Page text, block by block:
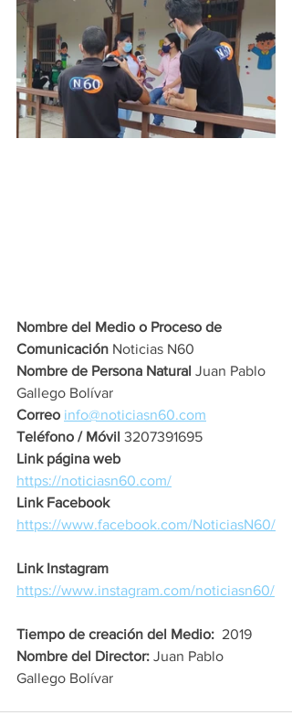
Nombre del Medio o Proceso de
Comunicación Noticias N60
Nombre de Persona Natural Juan Pablo
Gallego Bolívar
Correo info@noticiasn60.com
Teléfono / Móvil 3207391695
Link página web
https://noticiasn60.com/
Link Facebook
https://www.facebook.com/NoticiasN60/
Link Instagram
https://www.instagram.com/noticiasn60/
Tiempo de creación del Medio: 2019
Nombre del Director: Juan Pablo
Gallego Bolívar